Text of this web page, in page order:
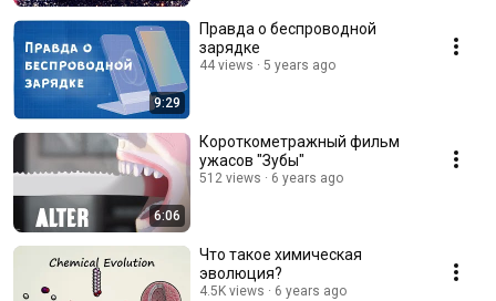
9:29
Правда о беспроводной
зарядке
44 views 5 years ago
6:06
Короткометражный фильм
ужасов "Зубы"
512 views 6 years ago
Что такое химическая
эволюция?
4.5K views 6 years ago